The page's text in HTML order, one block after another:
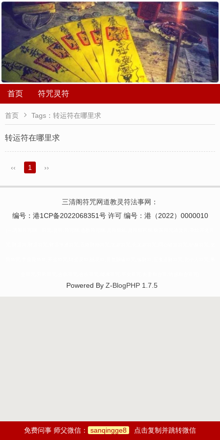
首页 符咒灵符
首页  Tags：转运符在哪里求
转运符在哪里求
‹‹ 1 ››
三清阁符咒网道教灵符法事网 ：
编号：港1CP备2022068351号 许可 编号：港（2022）0000010
Powered By Z-BlogPHP 1.7.5
免费问事 师父微信： sanqingge8 点击复制并跳转微信